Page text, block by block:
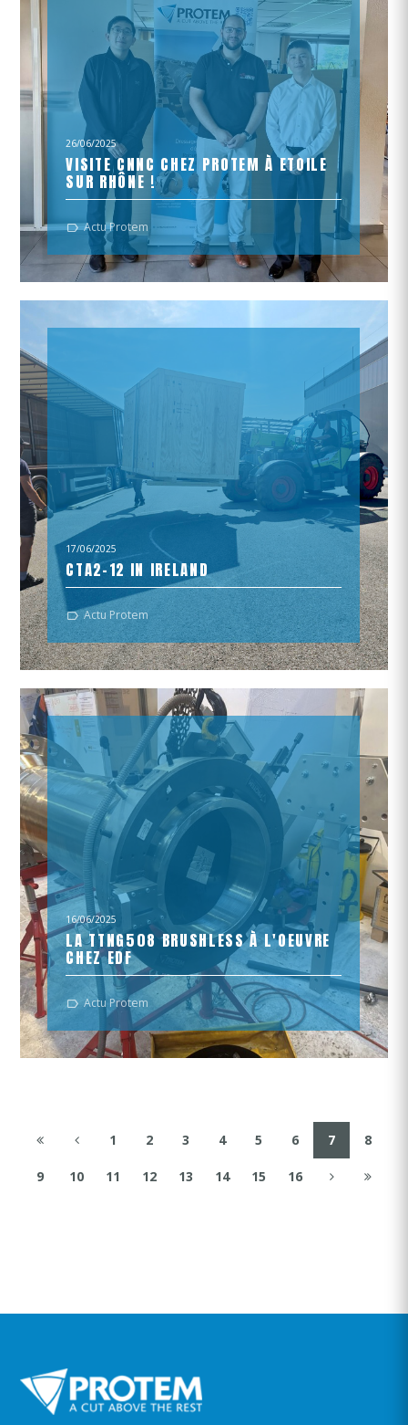
26/06/2025
VISITE CNNC CHEZ PROTEM À ETOILE
SUR RHÔNE !
Nous avons eu le plaisir d’accueillir dans nos locaux une
délégation chinoise de l’entreprise CNNC (China
National Nuclear Corporation).
Actu Protem
17/06/2025
CTA2-12 IN IRELAND
On its way to Ireland for our CTA 2-12 !
Actu Protem
16/06/2025
LA TTNG508 BRUSHLESS À L'OEUVRE
CHEZ EDF
Zoom sur un chantier technique d’envergure pour les
équipes ULM / AMT !
Actu Protem
1 2 3 4 5 6 7 8
9 10 11 12 13 14 15 16